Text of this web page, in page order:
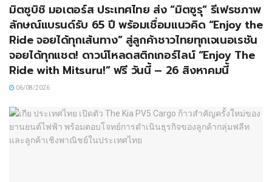
มิตซูบิชิ มอเตอร์ส ประเทศไทย ส่ง “มิตซูรุ” รีเฟรชภาพ
ลักษณ์แบรนด์รับ 65 ปี พร้อมเชื่อมแนวคิด “Enjoy the
Ride จอยได้ทุกเส้นทาง” สู่ลูกค้าชาวไทยทุกเจเนอเรชัน
จอยได้ทุกแชต! ดาวน์โหลดสติกเกอร์ไลน์ “Enjoy The
Ride with Mitsuru!” ฟรี วันนี้ – 26 สิงหาคมนี้
06/08/2026